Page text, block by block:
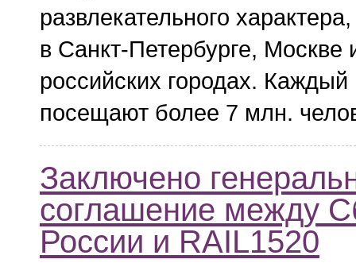
развлекательного
в Санкт-Петербурге, Москве
российских городах. Каждый
посещают более 7 млн.
Заключено
соглашение между
России и RAIL1520